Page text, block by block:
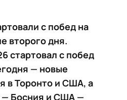
с побед на
второго дня.
стартовал с побед
— новые
в Торонто и США, а
— Босния и США —